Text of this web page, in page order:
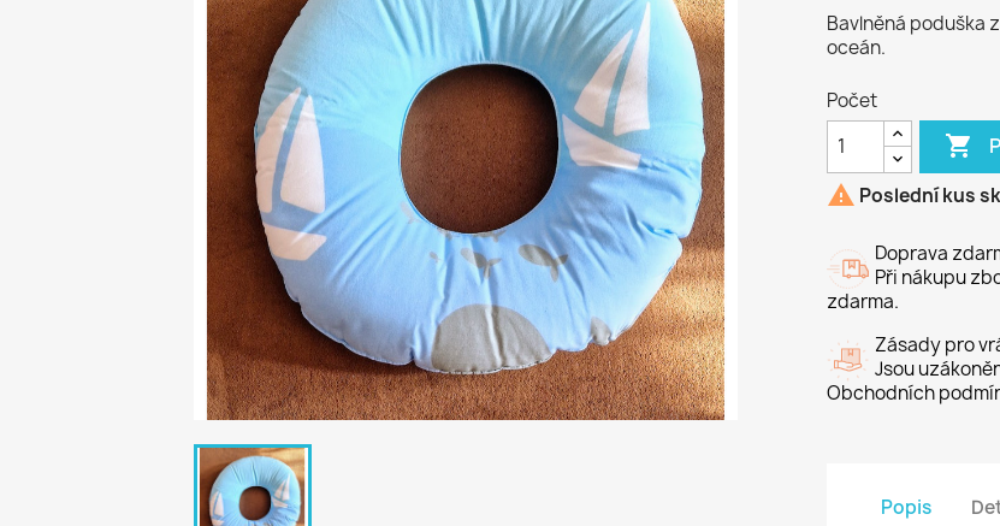
Bavlněná poduška
oceán.
Počet

 Poslední kus
Doprava
Při nákupu
zdarma.
Zásady pro
Jsou
Obchodních
Popis